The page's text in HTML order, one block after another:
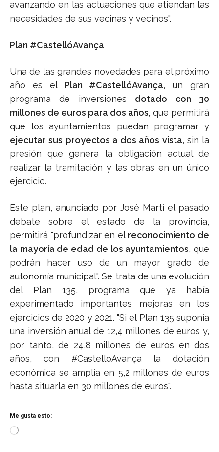
avanzando en las actuaciones que atiendan las
necesidades de sus vecinas y vecinos".
Plan #CastellóAvança
Una de las grandes novedades para el próximo
año es el Plan #CastellóAvança, un gran
programa de inversiones dotado con 30
millones de euros para dos años, que permitirá
que los ayuntamientos puedan programar y
ejecutar sus proyectos a dos años vista, sin la
presión que genera la obligación actual de
realizar la tramitación y las obras en un único
ejercicio.
Este plan, anunciado por José Martí el pasado
debate sobre el estado de la provincia,
permitirá "profundizar en elreconocimiento de
la mayoría de edad de los ayuntamientos, que
podrán hacer uso de un mayor grado de
autonomía municipal". Se trata de una evolución
del Plan 135, programa que ya había
experimentado importantes mejoras en los
ejercicios de 2020 y 2021. "Si el Plan 135 suponía
una inversión anual de 12,4 millones de euros y,
por tanto, de 24,8 millones de euros en dos
años, con #CastellóAvança la dotación
económica se amplía en 5,2 millones de euros
hasta situarla en 30 millones de euros".
Me gusta esto:
C